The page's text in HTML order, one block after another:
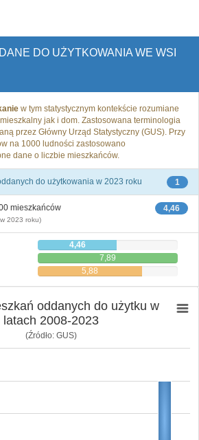
DO UŻYTKOWANIA WE WSI
w tym statystycznym kontekście rozumiane
jak i dom. Zastosowana terminologia
przez Główny Urząd Statystyczny (GUS). Przy
na 1000 ludności zastosowano
dane o liczbie mieszkańców.
1
do użytkowania w 2023 roku
4,46
mieszkańców
2023 roku)
4,46
7,89
5,88
oddanych do użytku w
latach 2008-2023
(Źródło: GUS)